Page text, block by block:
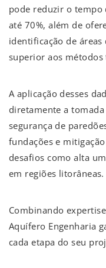
pode reduzir o tempo
até 70%, além de
identificação de
superior aos
A aplicação desses
diretamente a
segurança de
fundações e
desafios como alta
em regiões litorâneas.
Combinando
Aquífero Engenharia
cada etapa do seu